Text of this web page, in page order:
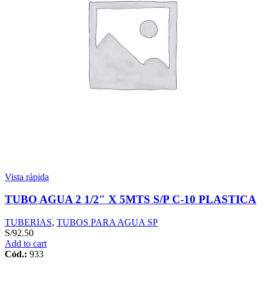
Vista rápida
TUBO AGUA 2 1/2″ X 5MTS S/P C-10 PLASTICA
TUBERIAS, TUBOS PARA AGUA SP
S/92.50
Add to cart
Cód.: 933